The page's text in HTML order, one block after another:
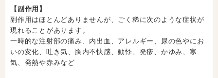
【副作用】
副作用はほとんどありませんが、ごく稀に次のような症状が
現れることがあります。
一時的な注射部の痛み、内出血、アレルギー、尿の色やにお
いの変化、吐き気、胸内不快感、動悸、発疹、かゆみ、寒
気、発熱や赤みなど